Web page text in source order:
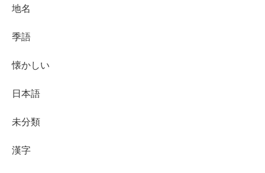
地名
季語
懐かしい
日本語
未分類
漢字